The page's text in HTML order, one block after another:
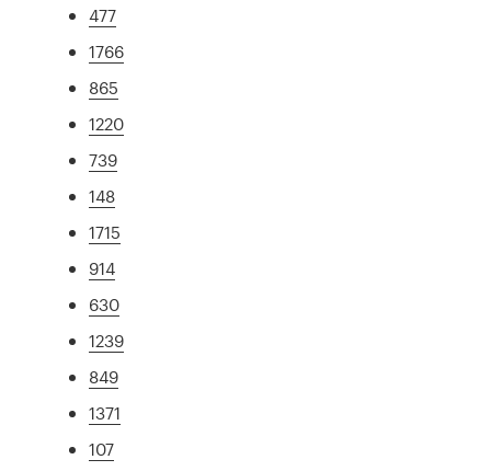
477
1766
865
1220
739
148
1715
914
630
1239
849
1371
107